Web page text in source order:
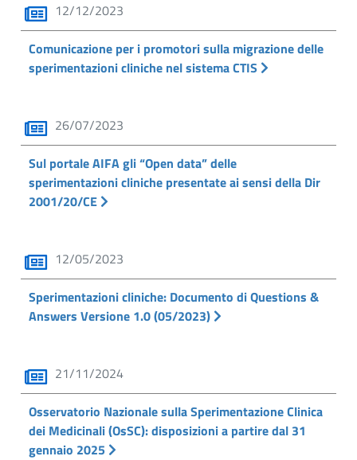
12/12/2023
Comunicazione per i promotori sulla migrazione delle
sperimentazioni cliniche nel sistema CTIS
26/07/2023
Sul portale AIFA gli “Open data” delle
sperimentazioni cliniche presentate ai sensi della Dir
2001/20/CE
12/05/2023
Sperimentazioni cliniche: Documento di Questions &
Answers Versione 1.0 (05/2023)
21/11/2024
Osservatorio Nazionale sulla Sperimentazione Clinica
dei Medicinali (OsSC): disposizioni a partire dal 31
gennaio 2025